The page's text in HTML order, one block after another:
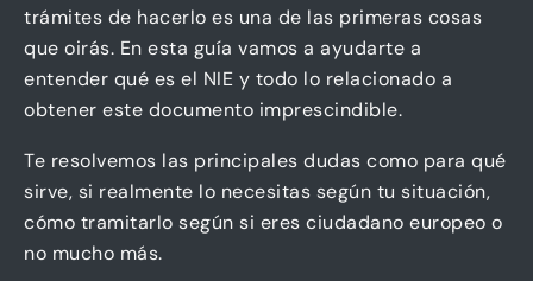
trámites de hacerlo es una de las primeras cosas
que oirás. En esta guía vamos a ayudarte a
entender qué es el NIE y todo lo relacionado a
obtener este documento imprescindible.
Te resolvemos las principales dudas como para qué
sirve, si realmente lo necesitas según tu situación,
cómo tramitarlo según si eres ciudadano europeo o
no mucho más.